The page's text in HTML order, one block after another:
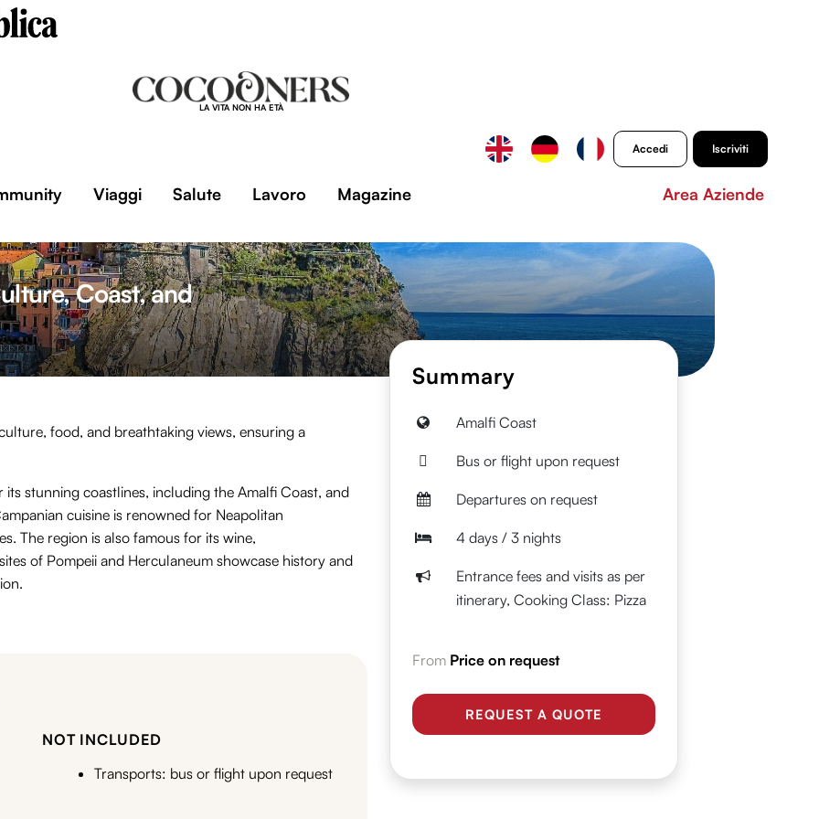
LA VITA NON HA ETÀ
Accedi Iscriviti
Viaggi Salute Lavoro Magazine Area Aziende
Coast, and
food, and breathtaking views, ensuring a
stunning coastlines, including the Amalfi Coast, and
cuisine is renowned for Neapolitan
The region is also famous for its wine,
of Pompeii and Herculaneum showcase history and
NOT INCLUDED
Transports: bus or flight upon request
Summary
Amalfi Coast
Bus or flight upon request
Departures on request
4 days / 3 nights
Entrance fees and visits as per
itinerary, Cooking Class: Pizza
From Price on request
REQUEST A QUOTE